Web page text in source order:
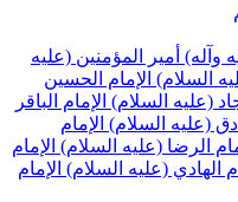
(عليه
الحسين
الإمام الباقر
الإمام
السلام) الإمام
السلام) الإمام